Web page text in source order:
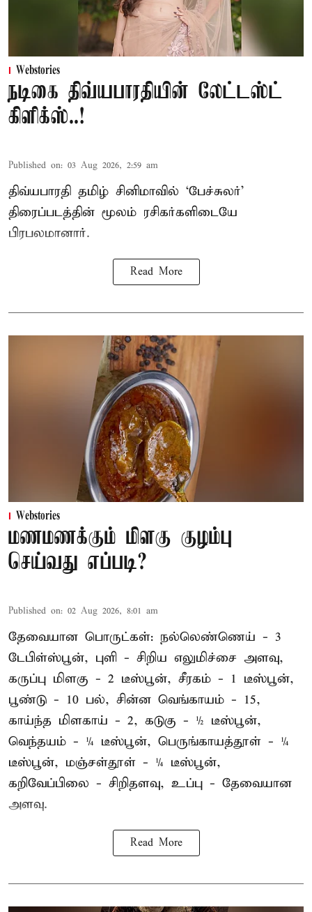
Webstories
நடிகை திவ்யபாரதியின் லேட்டஸ்ட்
கிளிக்ஸ்..!
Published on: 03 Aug 2026, 2:59 am
திவ்யபாரதி தமிழ் சினிமாவில் ‘பேச்சுலர்’
திரைப்படத்தின் மூலம் ரசிகர்களிடையே
பிரபலமானார்.
Read More
Webstories
மணமணக்கும் மிளகு குழம்பு
செய்வது எப்படி?
Published on: 02 Aug 2026, 8:01 am
தேவையான பொருட்கள்: நல்லெண்ணெய் - 3
டேபிள்ஸ்பூன், புளி - சிறிய எலுமிச்சை அளவு,
கருப்பு மிளகு - 2 டீஸ்பூன், சீரகம் - 1 டீஸ்பூன்,
பூண்டு - 10 பல், சின்ன வெங்காயம் - 15,
காய்ந்த மிளகாய் - 2, கடுகு - ½ டீஸ்பூன்,
வெந்தயம் - ¼ டீஸ்பூன், பெருங்காயத்தூள் - ¼
டீஸ்பூன், மஞ்சள்தூள் - ¼ டீஸ்பூன்,
கறிவேப்பிலை - சிறிதளவு, உப்பு - தேவையான
அளவு.
Read More